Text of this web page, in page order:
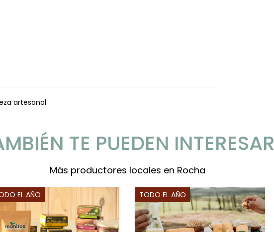
artesanal
TE PUEDEN INTERESAR
Más productores locales en Rocha
EL AÑO TODO EL AÑO